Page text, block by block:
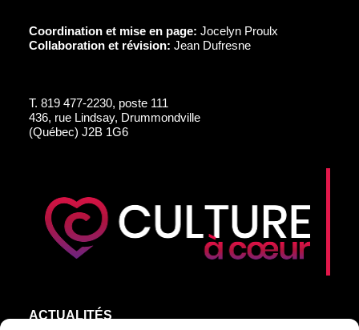
Coordination et mise en page: Jocelyn Proulx
Collaboration et révision: Jean Dufresne
T. 819 477-2230, poste 111
436, rue Lindsay, Drummondville
(Québec) J2B 1G6
ACTUALITÉS